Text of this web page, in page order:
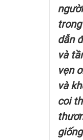
dẫn
và
vẹn
và
coi